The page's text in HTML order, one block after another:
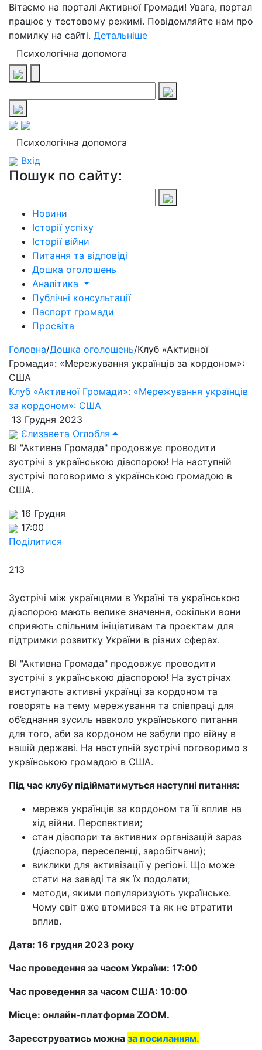
Вітаємо на порталі Активної Громади! Увага, портал
працює у тестовому режимі. Повідомляйте нам про
помилку на сайті. Детальніше
Психологічна допомога
Психологічна допомога
Вхід
Пошук по сайту:
Новини
Історії успіху
Історії війни
Питання та відповіді
Дошка оголошень
Аналітика
Публічні консультації
Паспорт громади
Просвіта
Головна/Дошка оголошень/Клуб «Активної
Громади»: «Мережування українців за кордоном»:
США
Клуб «Активної Громади»: «Мережування українців
за кордоном»: США
13 Грудня 2023
Єлизавета Оглобля
ВІ "Активна Громада" продовжує проводити
зустрічі з українською діаспорою! На наступній
зустрічі поговоримо з українською громадою в
США.
16 Грудня
17:00
Поділитися
213
Зустрічі між українцями в Україні та українською
діаспорою мають велике значення, оскільки вони
сприяють спільним ініціативам та проєктам для
підтримки розвитку України в різних сферах.
ВІ "Активна Громада" продовжує проводити
зустрічі з українською діаспорою! На зустрічах
виступають активні українці за кордоном та
говорять на тему мережування та співпраці для
об’єднання зусиль навколо українського питання
для того, аби за кордоном не забули про війну в
нашій державі. На наступній зустрічі поговоримо з
українською громадою в США.
Під час клубу підійматимуться наступні питання:
мережа українців за кордоном та її вплив на
хід війни. Перспективи;
стан діаспори та активних організацій зараз
(діаспора, переселенці, заробітчани);
виклики для активізації у регіоні. Що може
стати на заваді та як їх подолати;
методи, якими популяризують українське.
Чому світ вже втомився та як не втратити
вплив.
Дата: 16 грудня 2023 року
Час проведення за часом України: 17:00
Час проведення за часом США: 10:00
Місце: онлайн-платформа ZOOM.
Зареєструватись можна за посиланням.